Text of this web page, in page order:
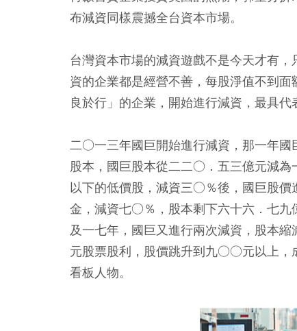
布減資同樣震撼全台資本市場。
台灣資本市場的減資遊戲不是今天才有
資的企業都是經營不善，每股淨值不到
良於行」的企業，開始進行減資，最具代
二○一三年國巨開始進行減資，那一年
股本，國巨股本從二二○．五三億元減
以下的低價股，減資三○％後，國巨股價
金，減資七○％，股本剩下六十六．七九
及一七年，國巨又進行兩次減資，股本
元股票股利，股價跳升到九○○元以上，
看板人物。